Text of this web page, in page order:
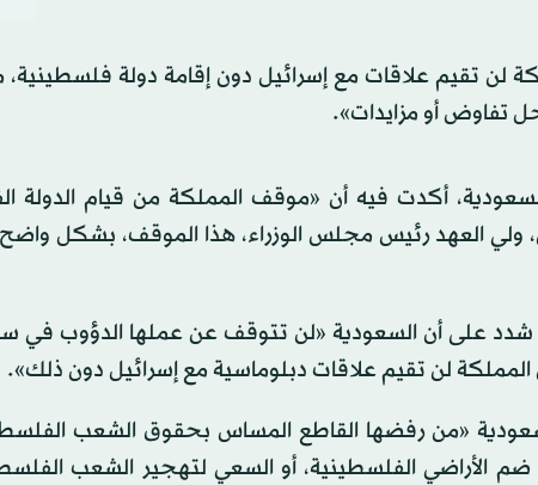
لن تقيم علاقات مع إسرائيل دون إقامة دولة
تفاوض أو مزايدات».
أكدت فيه أن «موقف المملكة من قيام الدولة
ولي العهد رئيس مجلس الوزراء، هذا الموقف، بشكل
شدد على أن السعودية «لن تتوقف عن عملها الدؤوب في
لن تقيم علاقات دبلوماسية مع إسرائيل دون ذلك».
«من رفضها القاطع المساس بحقوق الشعب
ضم الأراضي الفلسطينية، أو السعي لتهجير الشعب